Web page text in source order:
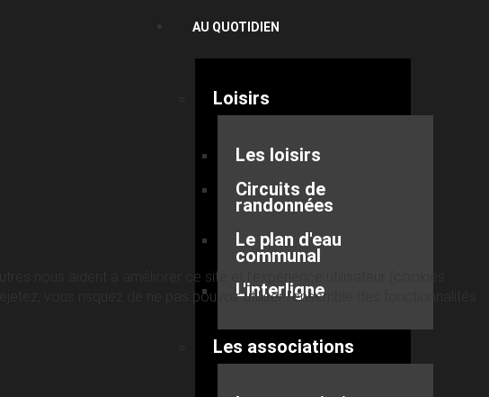
AU QUOTIDIEN
Loisirs
Les loisirs
Circuits de
randonnées
Le plan d'eau
communal
L'interligne
Les associations
nous aident à améliorer ce site et l’expérience utilisateur (cookies
vous risquez de ne pas pouvoir utiliser l’ensemble des fonctionnalités